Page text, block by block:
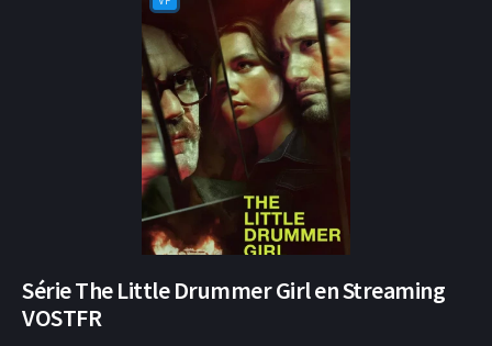
Série The Little Drummer Girl en Streaming
VOSTFR